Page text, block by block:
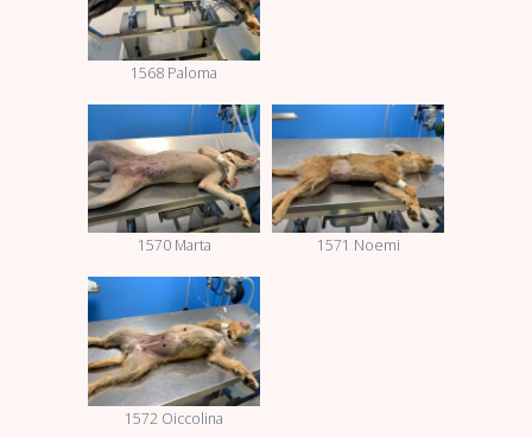
1568 Paloma
1570 Marta 1571 Noemi
1572 Oiccolina